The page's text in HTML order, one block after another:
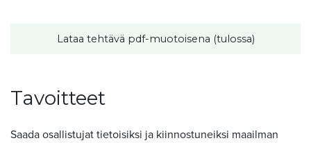
Lataa tehtävä pdf-muotoisena (tulossa)
Tavoitteet
Saada osallistujat tietoisiksi ja kiinnostuneiksi maailman